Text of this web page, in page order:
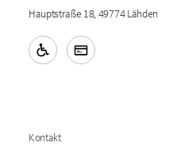
Hauptstraße 18, 49774 Lähden
Kontakt